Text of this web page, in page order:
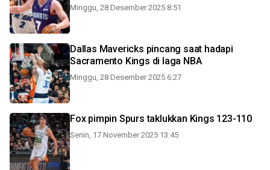
Minggu, 28 Desember 2025 8:51
Dallas Mavericks pincang saat hadapi
Sacramento Kings di laga NBA
Minggu, 28 Desember 2025 6:27
Fox pimpin Spurs taklukkan Kings 123-110
Senin, 17 November 2025 13:45